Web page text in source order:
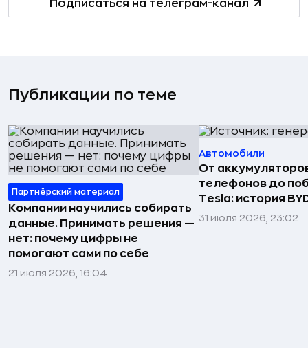
Подписаться на телеграм-канал
Публикации по теме
Партнёрский материал
Компании научились собирать
данные. Принимать решения —
нет: почему цифры не
помогают сами по себе
21 июля 2026, 16:04
Автомобили
От
телефонов до
Tesla: история
31 июля 2026, 23:02